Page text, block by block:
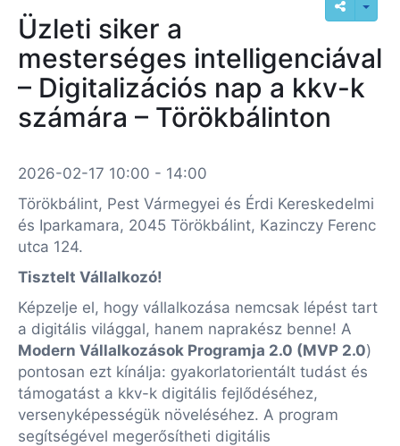
Üzleti siker a
mesterséges intelligenciával
– Digitalizációs nap a kkv-k
számára – Törökbálinton
2026-02-17 10:00 - 14:00
Törökbálint, Pest Vármegyei és Érdi Kereskedelmi
és Iparkamara, 2045 Törökbálint, Kazinczy Ferenc
utca 124.
Tisztelt Vállalkozó!
Képzelje el, hogy vállalkozása nemcsak lépést tart
a digitális világgal, hanem naprakész benne! A
Modern Vállalkozások Programja 2.0 (MVP 2.0)
pontosan ezt kínálja: gyakorlatorientált tudást és
támogatást a kkv-k digitális fejlődéséhez,
versenyképességük növeléséhez. A program
segítségével megerősítheti digitális